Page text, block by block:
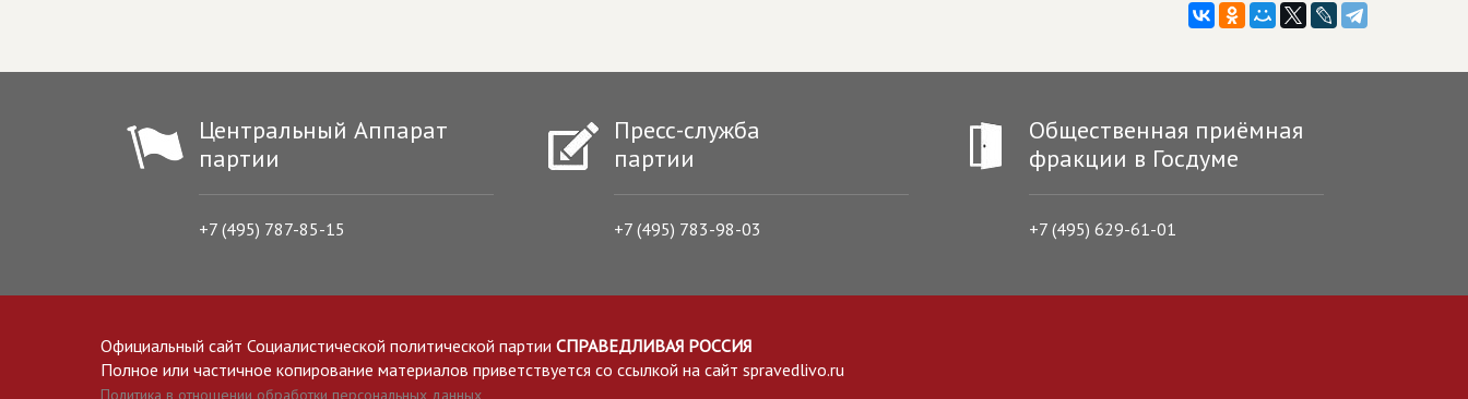
Центральный Аппарат
партии
+7 (495) 787-85-15
Пресс-служба
партии
+7 (495) 783-98-03
Общественная приёмная
фракции в Госдуме
+7 (495) 629-61-01
Официальный сайт Социалистической политической партии СПРАВЕДЛИВАЯ РОССИЯ
Полное или частичное копирование материалов приветствуется со ссылкой на сайт spravedlivo.ru
Политика в отношении обработки персональных данных